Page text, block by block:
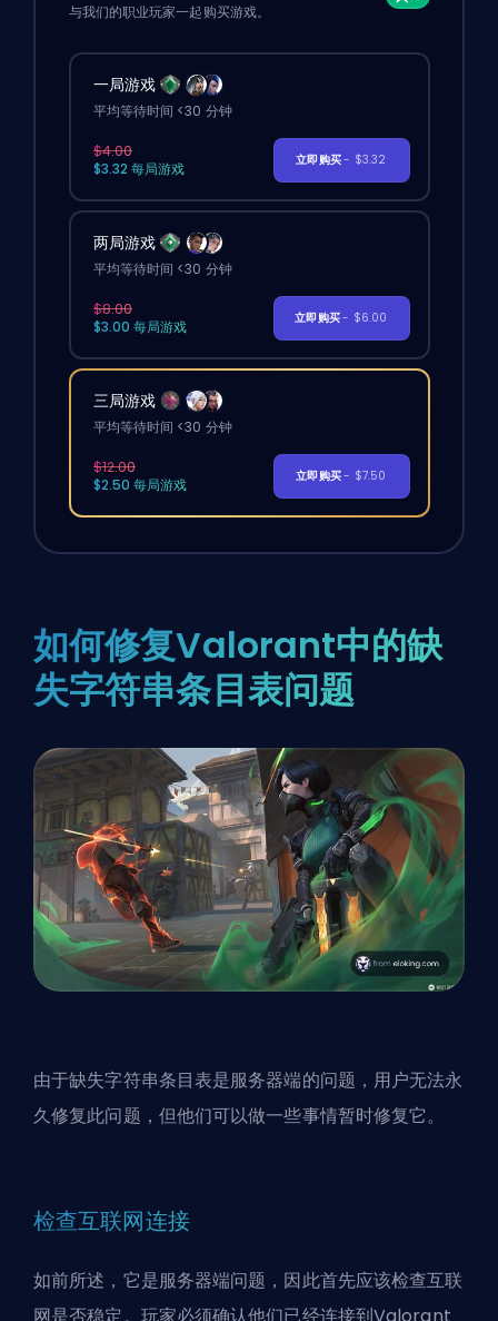
与我们的职业玩家一起购买游戏。
一局游戏
平均等待时间 <30 分钟
$4.00
$3.32 每局游戏
立即购买- $3.32
两局游戏
平均等待时间 <30 分钟
$8.00
$3.00 每局游戏
立即购买- $6.00
三局游戏
平均等待时间 <30 分钟
$12.00
$2.50 每局游戏
立即购买- $7.50
如何修复Valorant中的缺
失字符串条目表问题
由于缺失字符串条目表是服务器端的问题，用户无法永
久修复此问题，但他们可以做一些事情暂时修复它。
检查互联网连接
如前所述，它是服务器端问题，因此首先应该检查互联